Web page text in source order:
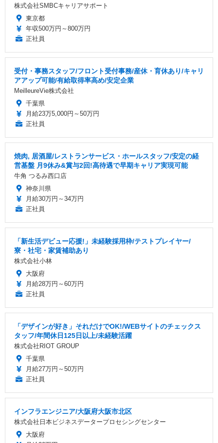
株式会社SMBCキャリアサポート
東京都
年収500万円～800万円
正社員
受付・事務スタッフ/フロント受付事務/産休・育休あり/キャリ
アアップ可能/有給取得率高め/安定企業
MeilleureVie株式会社
千葉県
月給23万5,000円～50万円
正社員
焼肉, 居酒屋/レストランサービス・ホールスタッフ/安定の経
営基盤 月9休み&賞与2回!高待遇で早期キャリア実現可能
牛角 つるみ西口店
神奈川県
月給30万円～34万円
正社員
「新生活デビュー応援!」未経験採用枠/テストプレイヤー/
寮・社宅・家賃補助あり
株式会社小林
大阪府
月給28万円～60万円
正社員
「デザインが好き」それだけでOK!/WEBサイトのチェックス
タッフ/年間休日125日以上/未経験活躍
株式会社RIOT GROUP
千葉県
月給27万円～50万円
正社員
インフラエンジニア/大阪府大阪市北区
株式会社日本ビジネスデータープロセシングセンター
大阪府